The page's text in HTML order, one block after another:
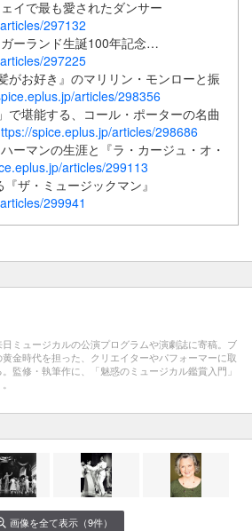
イで最も愛されたダンサー
297132
ーランド生誕100年記念…
297225
がお好き』のマリリン・モンローと振
articles/298356
で堪能する、コール・ポーターの名曲
spice.eplus.jp/articles/298686
ーマンの生涯と『ラ・カージュ・オ・
articles/299113
ザ・ミュージックマン』
299941
ミュージカルの公演プログラムや演劇誌に寄稿。ブ
黄金時代を担った、クリエイターやパフォーマーに取
監修・執筆作に、「魅惑のミュージカル鑑賞入門」
画像を全て表示（9件）